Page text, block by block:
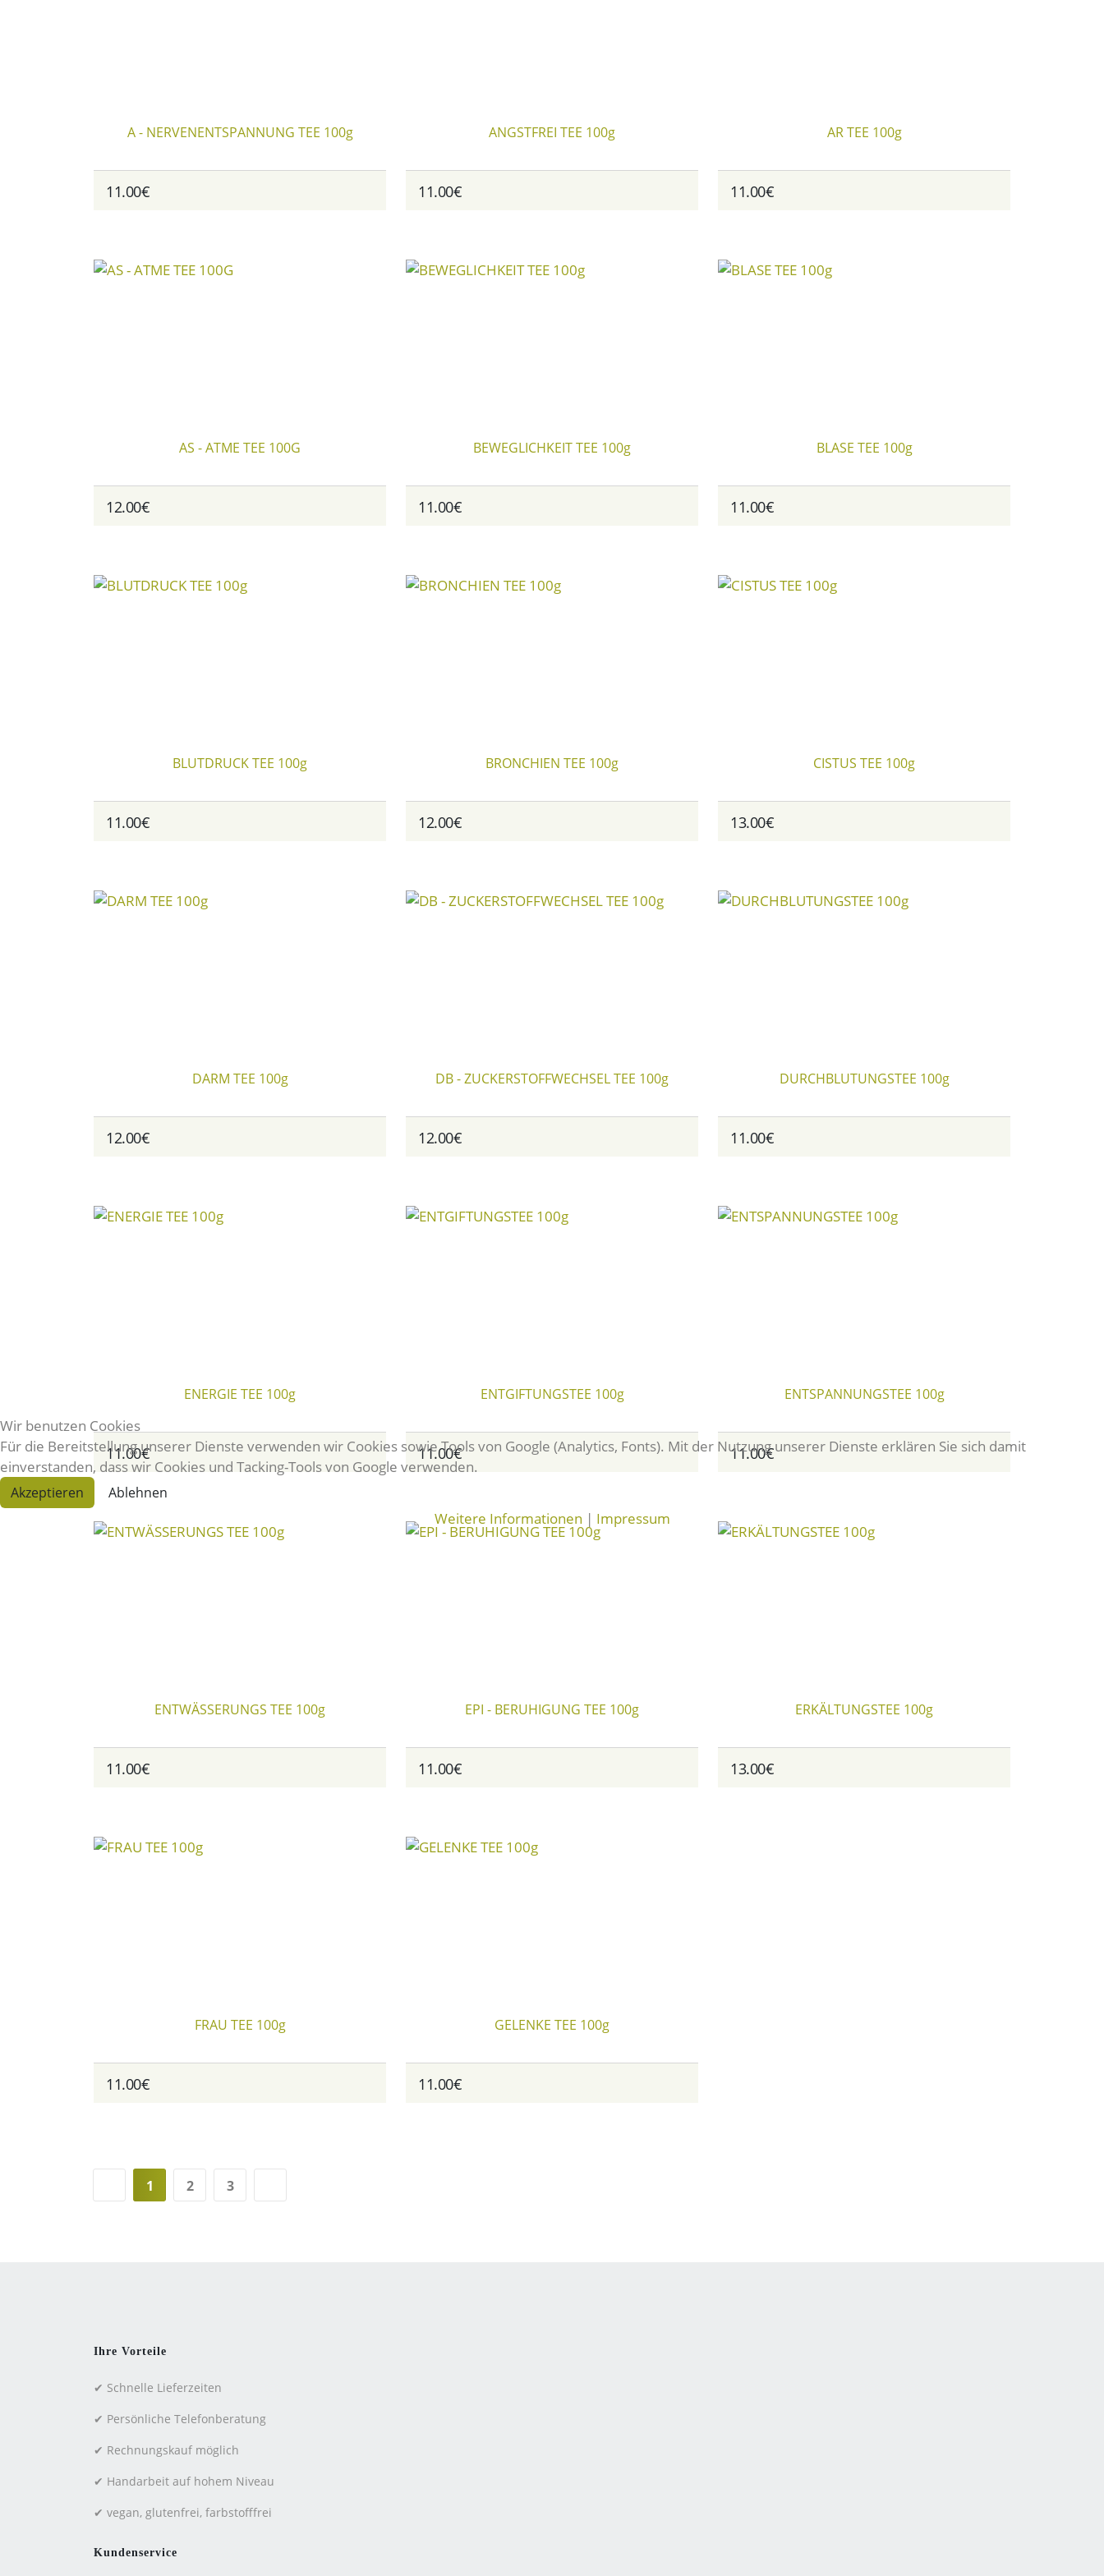
A - NERVENENTSPANNUNG TEE 100g
11.00€
ANGSTFREI TEE 100g
11.00€
AR TEE 100g
11.00€
AS - ATME TEE 100G
12.00€
BEWEGLICHKEIT TEE 100g
11.00€
BLASE TEE 100g
11.00€
BLUTDRUCK TEE 100g
11.00€
BRONCHIEN TEE 100g
12.00€
CISTUS TEE 100g
13.00€
DARM TEE 100g
12.00€
DB - ZUCKERSTOFFWECHSEL TEE 100g
12.00€
DURCHBLUTUNGSTEE 100g
11.00€
ENERGIE TEE 100g
11.00€
ENTGIFTUNGSTEE 100g
11.00€
ENTSPANNUNGSTEE 100g
11.00€
ENTWÄSSERUNGS TEE 100g
11.00€
EPI - BERUHIGUNG TEE 100g
11.00€
ERKÄLTUNGSTEE 100g
13.00€
FRAU TEE 100g
11.00€
GELENKE TEE 100g
11.00€
1 2 3
Ihre Vorteile
✔ Schnelle Lieferzeiten
✔ Persönliche Telefonberatung
✔ Rechnungskauf möglich
✔ Handarbeit auf hohem Niveau
✔ vegan, glutenfrei, farbstofffrei
Kundenservice
Wir benutzen Cookies
Für die Bereitstellung unserer Dienste verwenden wir Cookies sowie Tools von Google (Analytics, Fonts). Mit der Nutzung unserer Dienste erklären Sie sich damit
einverstanden, dass wir Cookies und Tacking-Tools von Google verwenden.
Akzeptieren Ablehnen
Weitere Informationen | Impressum